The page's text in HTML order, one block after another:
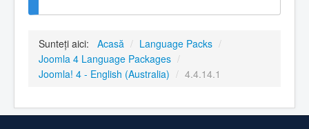
Sunteți aici: Acasă / Language Packs /
Joomla 4 Language Packages /
Joomla! 4 - English (Australia) / 4.4.14.1